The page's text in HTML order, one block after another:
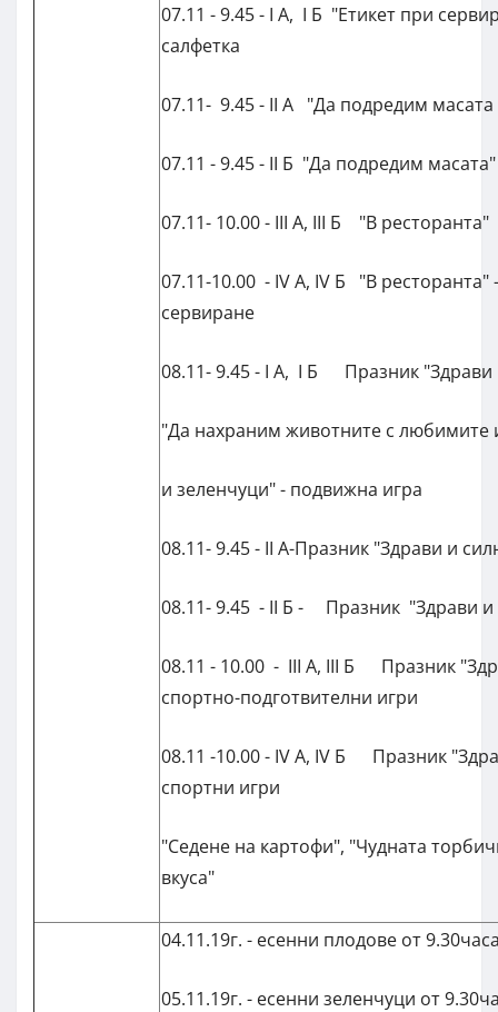
07.11 - 9.45 - I А, I Б "Етикет при
салфетка
07.11- 9.45 - II А "Да подредим масата
07.11 - 9.45 - II Б "Да подредим масата"
07.11- 10.00 - III А, III Б "В ресторанта"
07.11-10.00 - IV А, IV Б "В ресторанта"
сервиране
08.11- 9.45 - I А, I Б Празник "Здрави
"Да нахраним животните с любимите
и зеленчуци" - подвижна игра
08.11- 9.45 - II А-Празник "Здрави и
08.11- 9.45 - II Б - Празник "Здрави и
08.11 - 10.00 - III А, III Б Празник
спортно-подготвителни игри
08.11 -10.00 - IV А, IV Б Празник
спортни игри
"Седене на картофи", "Чудната
вкуса"
04.11.19г. - есенни плодове от
05.11.19г. - есенни зеленчуци от